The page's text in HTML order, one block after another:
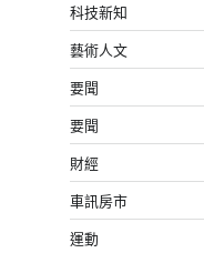
科技新知
藝術人文
要聞
要聞
財經
車訊房市
運動